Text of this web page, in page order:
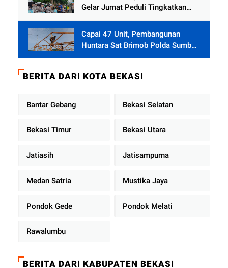
Gelar Jumat Peduli Tingkatkan
Capai 47 Unit, Pembangunan
Huntara Sat Brimob Polda Sumbar
Terus Berjalan di Pauh
BERITA DARI KOTA BEKASI
Bantar Gebang Bekasi Selatan
Bekasi Timur Bekasi Utara
Jatiasih Jatisampurna
Medan Satria Mustika Jaya
Pondok Gede Pondok Melati
Rawalumbu
BERITA DARI KABUPATEN BEKASI